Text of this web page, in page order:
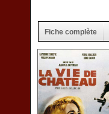
Fiche complète